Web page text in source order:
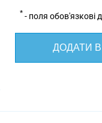
* - поля обов'язкові
ДОДАТИ